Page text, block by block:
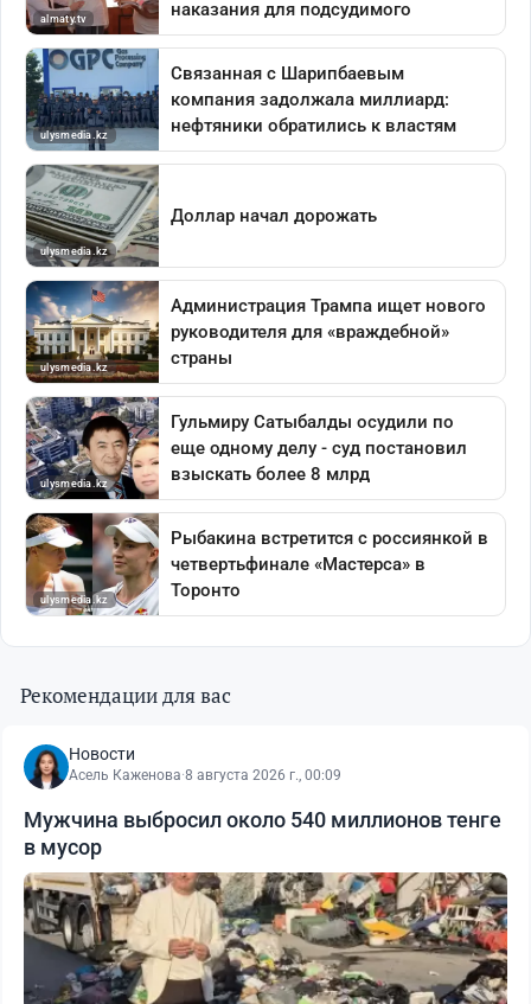
Рекомендации для вас
Новости
Асель Каженова·8 августа 2026 г., 00:09
Мужчина выбросил около 540 миллионов тенге
в мусор